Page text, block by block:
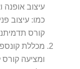
עיצוב
כמו: עיצוב
קורס
מכללת